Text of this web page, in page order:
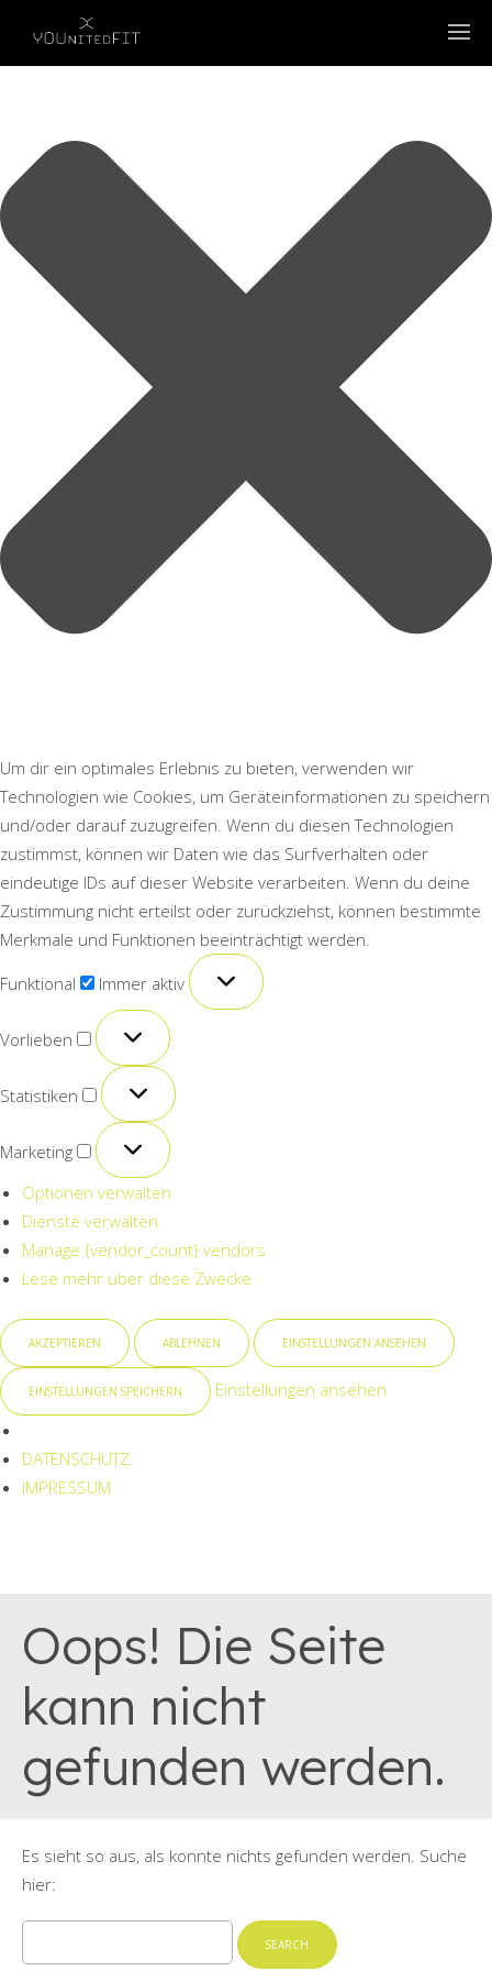
Wir verwenden Cookies
Um dir ein optimales Erlebnis zu bieten, verwenden wir
Technologien wie Cookies, um Geräteinformationen zu speichern
und/oder darauf zuzugreifen. Wenn du diesen Technologien
zustimmst, können wir Daten wie das Surfverhalten oder
eindeutige IDs auf dieser Website verarbeiten. Wenn du deine
Zustimmung nicht erteilst oder zurückziehst, können bestimmte
Merkmale und Funktionen beeinträchtigt werden.
Funktional
Immer aktiv
Vorlieben
Vorlieben
Statistiken
Statistiken
Marketing
Marketing
Optionen verwalten
Dienste verwalten
Manage {vendor_count} vendors
Lese mehr über diese Zwecke
AKZEPTIEREN ABLEHNEN EINSTELLUNGEN ANSEHEN
EINSTELLUNGEN SPEICHERN Einstellungen ansehen
DATENSCHUTZ
IMPRESSUM
Oops! Die Seite
kann nicht
gefunden werden.
Es sieht so aus, als konnte nichts gefunden werden. Suche
hier:
for: